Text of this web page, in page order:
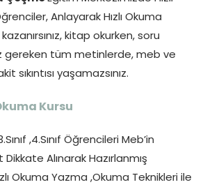
Anlayarak Hızlı Okuma
kitap okurken, soru
gereken tüm metinlerde, meb ve
sıkıntısı yaşamazsınız.
Kursu
,3.Sınıf ,4.Sınıf Öğrencileri Meb’in
Dikkate Alınarak Hazırlanmış
Okuma Yazma ,Okuma Teknikleri ile